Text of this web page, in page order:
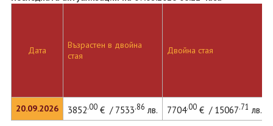
Дата
20.09.2026
Възрастен в двойна
стая
Двойна стая
3852.00€ / 7533.86 лв. 7704.00€ / 15067.71 лв.